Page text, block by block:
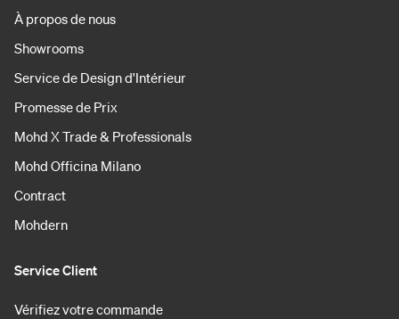
À propos de nous
Showrooms
Service de Design d'Intérieur
Promesse de Prix
Mohd X Trade & Professionals
Mohd Officina Milano
Contract
Mohdern
Service Client
Vérifiez votre commande